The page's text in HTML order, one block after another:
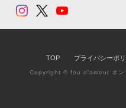
TOP プライバシーポ
Copyright © fou d'amour オン